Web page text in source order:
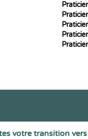
votre transition